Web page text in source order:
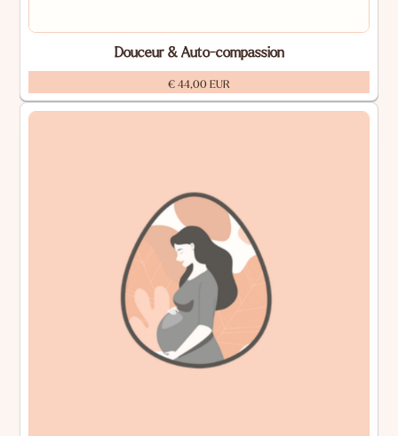
Douceur & Auto-compassion
€ 44,00 EUR